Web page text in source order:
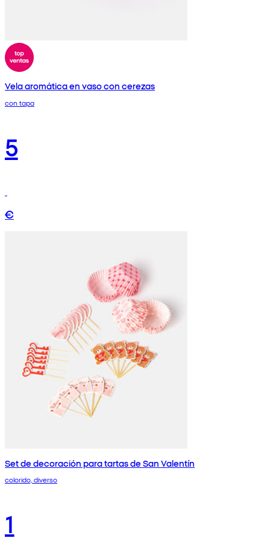
Vela aromática en vaso con cerezas
con tapa
5
€
Set de decoración para tartas de San Valentín
colorido, diverso
1